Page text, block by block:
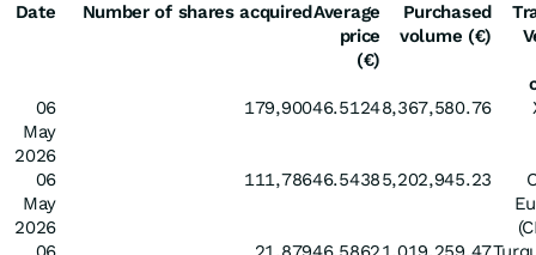
Date Number of shares acquiredAverage
price
(€)
Purchased
volume (€)
06
May
2026
179,90046.51248,367,580.76
06
May
2026
111,78646.54385,202,945.23